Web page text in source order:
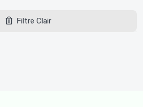
Filtre Clair